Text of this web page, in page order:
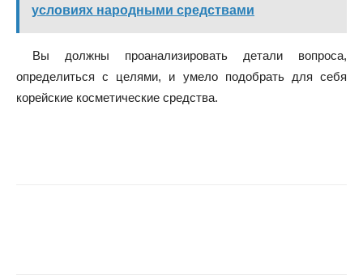
условиях народными средствами
Вы должны проанализировать детали вопроса,
определиться с целями, и умело подобрать для себя
корейские косметические средства.